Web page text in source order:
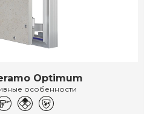
Optimum
особенности